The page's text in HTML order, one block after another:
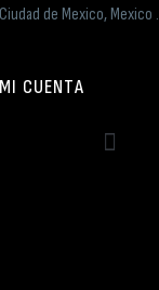
Ciudad de Mexico, Mexico .
MI CUENTA